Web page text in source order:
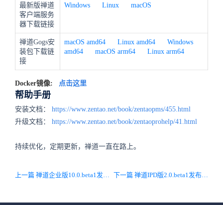
最新版禅道
客户端服务
器下载链接
Windows Linux macOS
禅道Gogs安
装包下载链
接
macOS amd64 Linux amd64
Windows
amd64
macOS arm64 Linux arm64
Docker镜像: 点击这里
帮助手册
安装文档： https://www.zentao.net/book/zentaopms/455.html
升级文档： https://www.zentao.net/book/zentaoprohelp/41.html
持续优化，定期更新，禅道一直在路上。
上一篇 禅道企业版10.0.beta1发布啦，重构底层PHP和UI框架，基于PHP-APCu提升性能，用户体验全面升级 下一篇 禅道IPD版2.0.beta1发布啦，重构底层PHP和UI框架，基于PHP-APCu提升性能，用户体验全面升级